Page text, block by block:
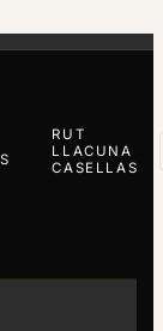
RUT
LLACUNA
CASELLAS